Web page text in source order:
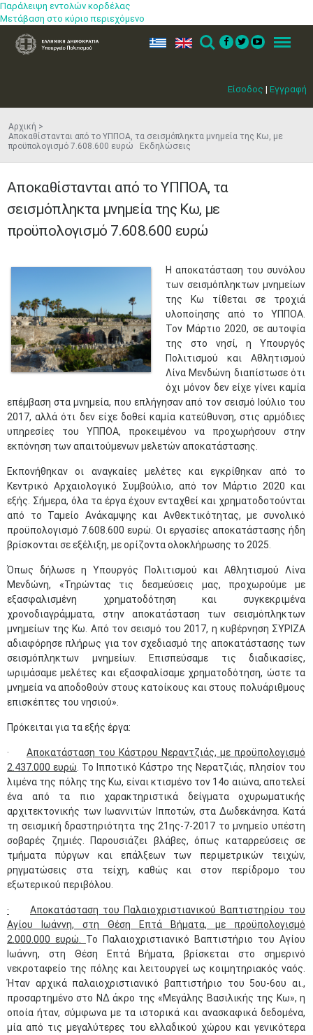
Παράλειψη εντολών κορδέλας
Μετάβαση στο κύριο περιεχόμενο
Είσοδος | Εγγραφή
ελ en Search Menu
Αρχική
Αποκαθίστανται από το ΥΠΠΟΑ, τα σεισμόπληκτα μνημεία της Κω, με
προϋπολογισμό 7.608.600 ευρώ Εκδηλώσεις
Αποκαθίστανται από το ΥΠΠΟΑ, τα
σεισμόπληκτα μνημεία της Κω, με
προϋπολογισμό 7.608.600 ευρώ
​Η αποκατάσταση του συνόλου
των σεισμόπληκτων μνημείων
της Κω τίθεται σε τροχιά
υλοποίησης από το ΥΠΠΟΑ.
Τον Μάρτιο 2020, σε αυτοψία
της στο νησί, η Υπουργός
Πολιτισμού και Αθλητισμού
Λίνα Μενδώνη διαπίστωσε ότι
όχι μόνον δεν είχε γίνει καμία
επέμβαση στα μνημεία, που επλήγησαν από τον σεισμό Ιούλιο του
2017, αλλά ότι δεν είχε δοθεί καμία κατεύθυνση, στις αρμόδιες
υπηρεσίες του ΥΠΠΟΑ, προκειμένου να προχωρήσουν στην
εκπόνηση των απαιτούμενων μελετών αποκατάστασης.
Εκπονήθηκαν οι αναγκαίες μελέτες και εγκρίθηκαν από το
Κεντρικό Αρχαιολογικό Συμβούλιο, από τον Μάρτιο 2020 και
εξής. Σήμερα, όλα τα έργα έχουν ενταχθεί και χρηματοδοτούνται
από το Ταμείο Ανάκαμψης και Ανθεκτικότητας, με συνολικό
προϋπολογισμό 7.608.600 ευρώ. Οι εργασίες αποκατάστασης ήδη
βρίσκονται σε εξέλιξη, με ορίζοντα ολοκλήρωσης το 2025.
Όπως δήλωσε η Υπουργός Πολιτισμού και Αθλητισμού Λίνα
Μενδώνη, «Τηρώντας τις δεσμεύσεις μας, προχωρούμε με
εξασφαλισμένη χρηματοδότηση και συγκεκριμένα
χρονοδιαγράμματα, στην αποκατάσταση των σεισμόπληκτων
μνημείων της Κω. Από τον σεισμό του 2017, η κυβέρνηση ΣΥΡΙΖΑ
αδιαφόρησε πλήρως για τον σχεδιασμό της αποκατάστασης των
σεισμόπληκτων μνημείων. Επισπεύσαμε τις διαδικασίες,
ωριμάσαμε μελέτες και εξασφαλίσαμε χρηματοδότηση, ώστε τα
μνημεία να αποδοθούν στους κατοίκους και στους πολυάριθμους
επισκέπτες του νησιού».
Πρόκειται για τα εξής έργα:
· Αποκατάσταση του Κάστρου Νεραντζιάς, με προϋπολογισμό
2.437.000 ευρώ . Το Ιπποτικό Κάστρο της Νερατζιάς, πλησίον του
λιμένα της πόλης της Κω, είναι κτισμένο τον 14ο αιώνα, αποτελεί
ένα από τα πιο χαρακτηριστικά δείγματα οχυρωματικής
αρχιτεκτονικής των Ιωαννιτών Ιπποτών, στα Δωδεκάνησα. Κατά
τη σεισμική δραστηριότητα της 21ης-7-2017 το μνημείο υπέστη
σοβαρές ζημιές. Παρουσιάζει βλάβες, όπως καταρρεύσεις σε
τμήματα πύργων και επάλξεων των περιμετρικών τειχών,
ρηγματώσεις στα τείχη, καθώς και στον περίδρομο του
εξωτερικού περιβόλου.
·
Αποκατάσταση του Παλαιοχριστιανικού Βαπτιστηρίου του
Αγίου Ιωάννη, στη Θέση Επτά Βήματα, με προϋπολογισμό
2.000.000 ευρώ. Το Παλαιοχριστιανικό Βαπτιστήριο του Αγίου
Ιωάννη, στη Θέση Επτά Βήματα, βρίσκεται στο σημερινό
νεκροταφείο της πόλης και λειτουργεί ως κοιμητηριακός ναός.
Ήταν αρχικά παλαιοχριστιανικό βαπτιστήριο του 5ου-6ου αι.,
προσαρτημένο στο ΝΔ άκρο της «Μεγάλης Βασιλικής της Κω», η
οποία ήταν, σύμφωνα με τα ιστορικά και ανασκαφικά δεδομένα,
μία από τις μεγαλύτερες του ελλαδικού χώρου και γενικότερα